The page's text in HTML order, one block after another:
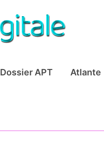
Dossier APT Atlante